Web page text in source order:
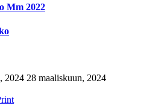
Mm 2022
2024 28 maaliskuun, 2024